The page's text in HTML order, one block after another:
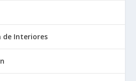
de Interiores